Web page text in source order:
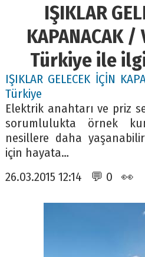
IŞIKLAR
KAPANACAK
Türkiye ile
IŞIKLAR GELECEK İÇİN
Türkiye
Elektrik anahtarı ve priz
sorumlulukta örnek
nesillere daha
için hayata…
26.03.2015 12:14 💬 0 👀